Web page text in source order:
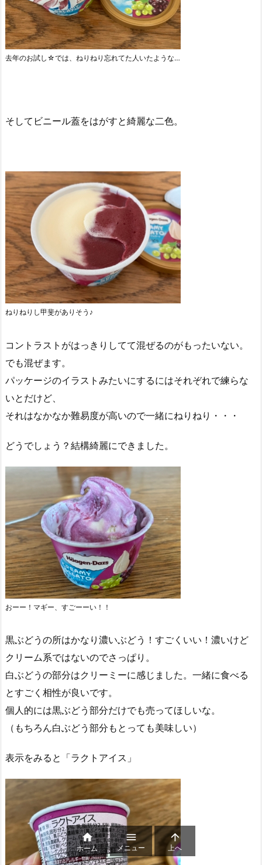
去年のお試し☆では、ねりねり忘れてた人いたような…
そしてビニール蓋をはがすと綺麗な二色。
ねりねりし甲斐がありそう♪
コントラストがはっきりしてて混ぜるのがもったいない。
でも混ぜます。
パッケージのイラストみたいにするにはそれぞれで練らな
いとだけど、
それはなかなか難易度が高いので一緒にねりねり・・・
どうでしょう？結構綺麗にできました。
おーー！マギー、すごーーい！！
黒ぶどうの所はかなり濃いぶどう！すごくいい！濃いけど
クリーム系ではないのでさっぱり。
白ぶどうの部分はクリーミーに感じました。一緒に食べる
とすごく相性が良いです。
個人的には黒ぶどう部分だけでも売ってほしいな。
（もちろん白ぶどう部分もとっても美味しい）
表示をみると「ラクトアイス」

ホーム

メニュー

上へ